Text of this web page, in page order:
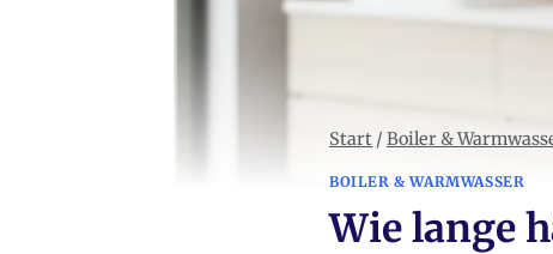
Start / Boiler &
BOILER & WARMWASSER
Wie lange